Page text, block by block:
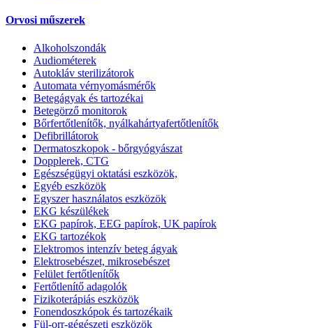
Orvosi műszerek
Alkoholszondák
Audiométerek
Autokláv sterilizátorok
Automata vérnyomásmérők
Betegágyak és tartozékai
Betegörző monitorok
Bőrfertőtlenítők, nyálkahártyafertőtlenítők
Defibrillátorok
Dermatoszkopok - bőrgyógyászat
Dopplerek, CTG
Egészségügyi oktatási eszközök,
Egyéb eszközök
Egyszer használatos eszközök
EKG készülékek
EKG papírok, EEG papírok, UK papírok
EKG tartozékok
Elektromos intenzív beteg ágyak
Elektrosebészet, mikrosebészet
Felület fertőtlenítők
Fertőtlenítő adagolók
Fizikoterápiás eszközök
Fonendoszkópok és tartozékaik
Fül-orr-gégészeti eszközök